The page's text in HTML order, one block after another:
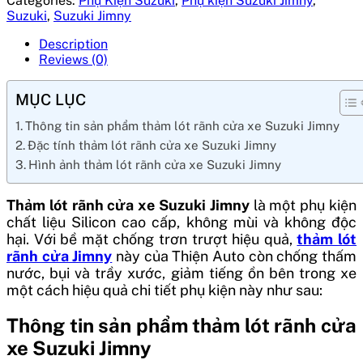
Suzuki, Suzuki Jimny
Description
Reviews (0)
MỤC LỤC
Thông tin sản phẩm thảm lót rãnh cửa xe Suzuki Jimny
Đặc tính thảm lót rãnh cửa xe Suzuki Jimny
Hình ảnh thảm lót rãnh cửa xe Suzuki Jimny
Thảm lót rãnh cửa xe Suzuki Jimnylà một phụ kiện
chất liệu Silicon cao cấp, không mùi và không độc
hại. Với bề mặt chống trơn trượt hiệu quả,thảm lót
rãnh cửa Jimny này của Thiện Auto còn chống thấm
nước, bụi và trầy xước, giảm tiếng ồn bên trong xe
một cách hiệu quả chi tiết phụ kiện này như sau:
Thông tin sản phẩm thảm lót rãnh cửa
xe Suzuki Jimny